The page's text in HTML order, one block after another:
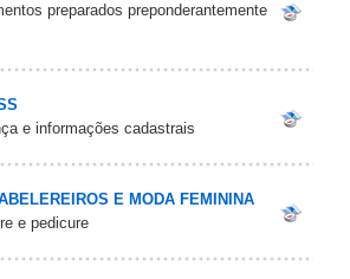
preparados preponderantemente
e informações cadastrais
E MODA FEMININA
e pedicure